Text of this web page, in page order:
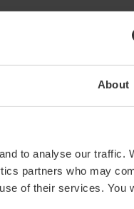
About
to analyse our traffic.
partners who may
of their services. You
98,99